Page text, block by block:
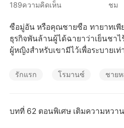
เรื่องสั้นคัดสรร
189ความคิดเห็น ชม
ซือมู่อัน หรือคุณชายซือ ทายาทเพี
ธุรกิจพันล้านผู้ได้ฉายาว่าเย็นชาไ
ผู้หญิงสำหรับเขามีไว้เพื่อระบายเ
ว่าชีวิตนี้เขาจะไม่รักผู้หญิงคนไห
เธอไป ไม่ว่าอย่างไรเธอก็ต้องกลั
รักแรก โรมานซ์ ชาย